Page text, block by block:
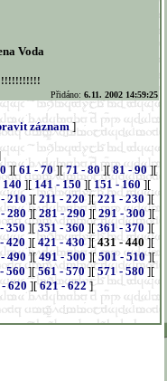
Voda
Přidáno: 6.11. 2002 14:59:25
záznam]
][61 - 70][71 - 80][81 - 90 ][
140 ][141 - 150][ 151 - 160][
210 ][211 - 220][221 - 230][
280 ][281 - 290][ 291 - 300][
350][351 - 360][361 - 370][
420 ][ 421 - 430][431 - 440][
490 ][491 - 500][ 501 - 510][
560][561 - 570][571 - 580][
620 ][621 - 622 ]